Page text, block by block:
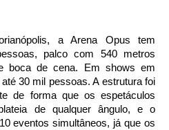
a Arena Opus tem
palco com 540 metros
boca de cena. Em shows em
30 mil pessoas. A estrutura foi
de forma que os espetáculos
de qualquer ângulo, e o
eventos simultâneos, já que os